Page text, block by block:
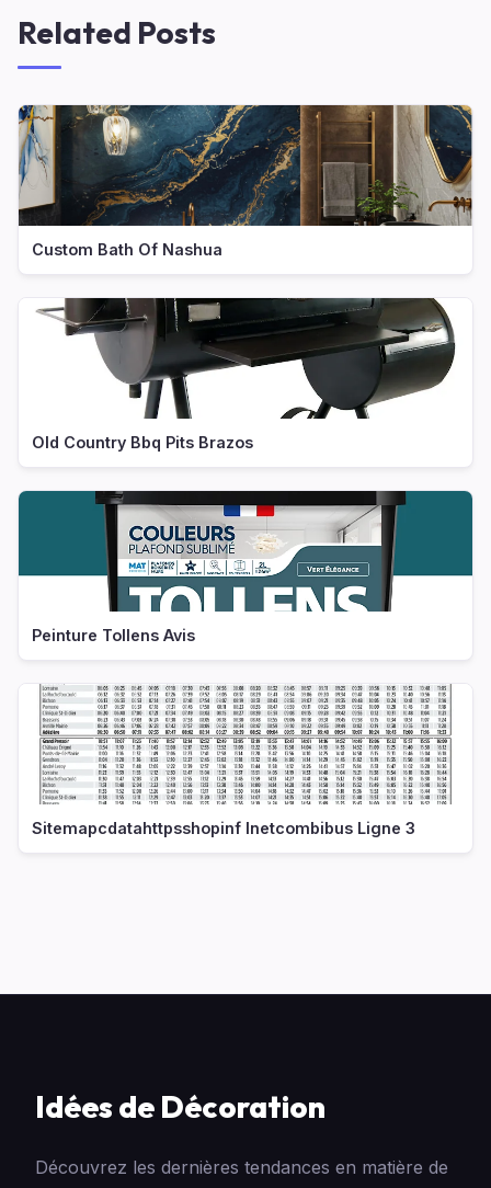
Related Posts
Custom Bath Of Nashua
Old Country Bbq Pits Brazos
Peinture Tollens Avis
Sitemapcdatahttpsshopinf Inetcombibus Ligne 3
Idées de Décoration
Découvrez les dernières tendances en matière de